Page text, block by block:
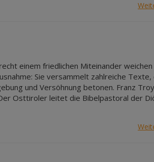
einem friedlichen Miteinander weichen
Sie versammelt zahlreiche Texte,
und Versöhnung betonen. Franz
Osttiroler leitet die Bibelpastoral der